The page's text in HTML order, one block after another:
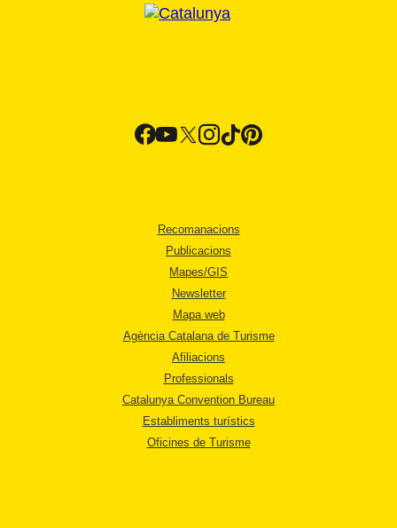
Recomanacions
Publicacions
Mapes/GIS
Newsletter
Mapa web
Agència Catalana de Turisme
Afiliacions
Professionals
Catalunya Convention Bureau
Establiments turístics
Oficines de Turisme